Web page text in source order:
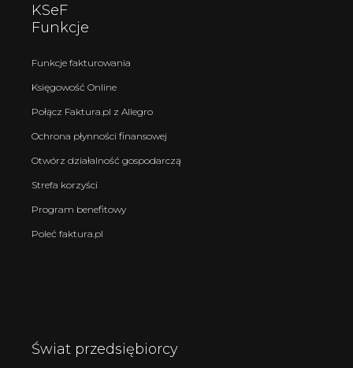
KSeF
Funkcje
Funkcje fakturowania
Księgowość Online
Połącz Faktura.pl z Allegro
Ochrona płynności finansowej
Otwórz działalność gospodarczą
Strefa korzyści
Program benefitowy
Poleć faktura.pl
Świat przedsiębiorcy